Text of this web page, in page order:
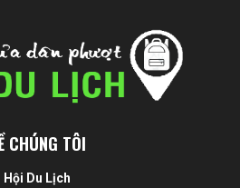
CHÚNG TÔI
Hội Du Lịch